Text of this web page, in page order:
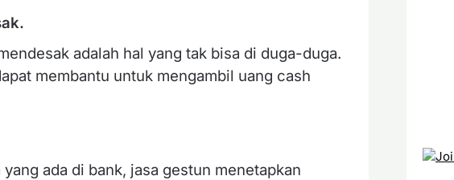
adalah hal yang tak bisa di duga-duga.
membantu untuk mengambil uang cash
ada di bank, jasa gestun menetapkan